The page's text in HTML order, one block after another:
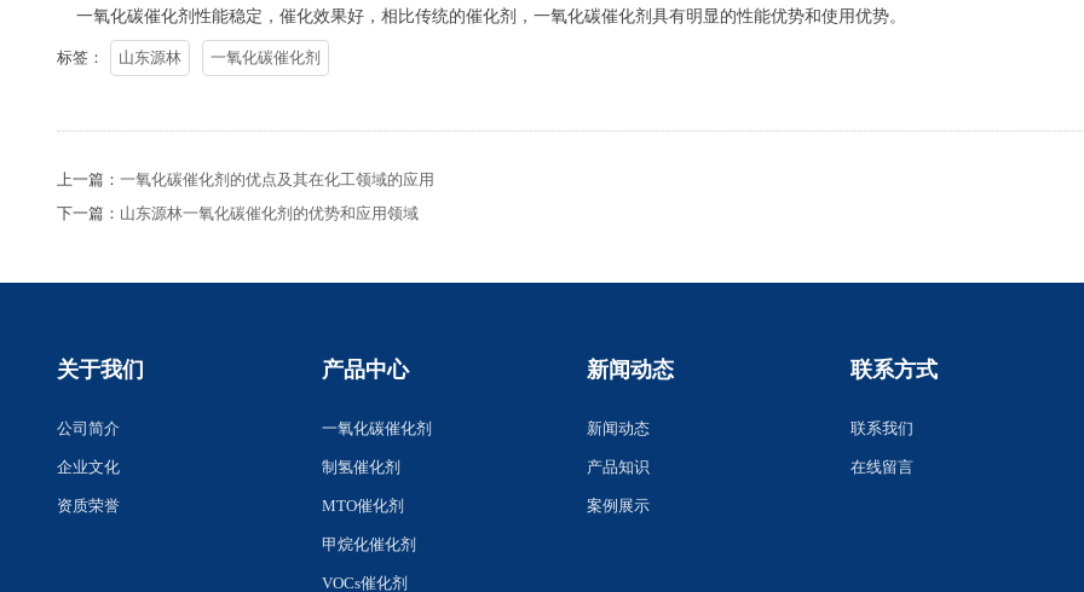
一氧化碳催化剂性能稳定，催化效果好，相比传统的催化剂，一氧化碳催化剂具有明显的性能优势和使用优势。
标签： 山东源林 一氧化碳催化剂
上一篇： 一氧化碳催化剂的优点及其在化工领域的应用
下一篇： 山东源林一氧化碳催化剂的优势和应用领域
关于我们
公司简介
企业文化
资质荣誉
产品中心
一氧化碳催化剂
制氢催化剂
MTO催化剂
甲烷化催化剂
VOCs催化剂
新闻动态
新闻动态
产品知识
案例展示
联系方式
联系我们
在线留言